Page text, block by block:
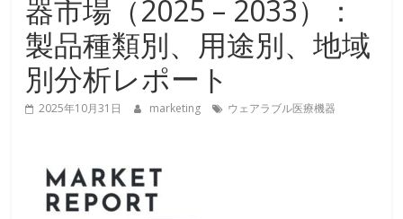
器市場（2025 – 2033）：
製品種類別、用途別、地域
別分析レポート
2025年10月31日 marketing ウェアラブル医療機器